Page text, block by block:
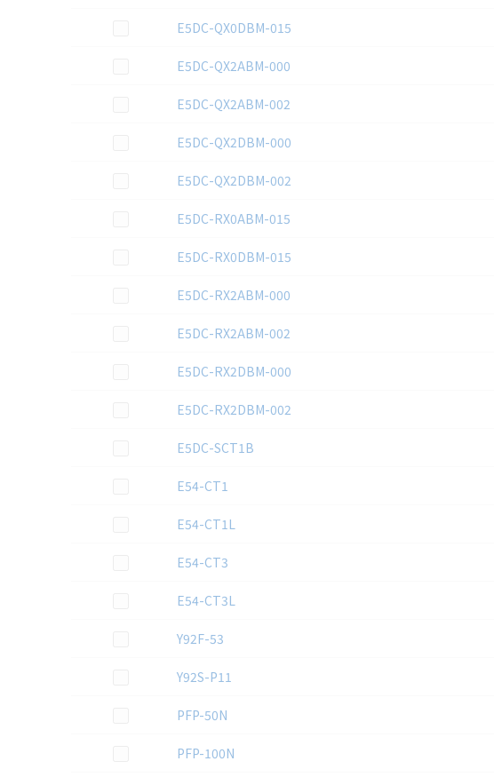
この資料を選択E5DC-QX0DBM-015
この資料を選択E5DC-QX2ABM-000
この資料を選択E5DC-QX2ABM-002
この資料を選択E5DC-QX2DBM-000
この資料を選択E5DC-QX2DBM-002
この資料を選択E5DC-RX0ABM-015
この資料を選択E5DC-RX0DBM-015
この資料を選択E5DC-RX2ABM-000
この資料を選択E5DC-RX2ABM-002
この資料を選択E5DC-RX2DBM-000
この資料を選択E5DC-RX2DBM-002
この資料を選択E5DC-SCT1B
この資料を選択
E54-CT1
この資料を選択
E54-CT1L
この資料を選択
E54-CT3
この資料を選択
E54-CT3L
この資料を選択
Y92F-53
この資料を選択
Y92S-P11
この資料を選択
PFP-50N
この資料を選択
PFP-100N